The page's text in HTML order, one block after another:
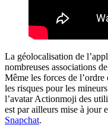
La géolocalisation de
nombreuses associations
Même les forces de
les risques pour les
l’avatar Actionmoji des
est par ailleurs mise à jour
Snapchat.